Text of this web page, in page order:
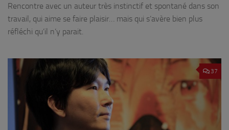
Rencontre avec un auteur très instinctif et spontané dans son
travail, qui aime se faire plaisir… mais qui s’avère bien plus
réfléchi qu’il n’y parait.
37